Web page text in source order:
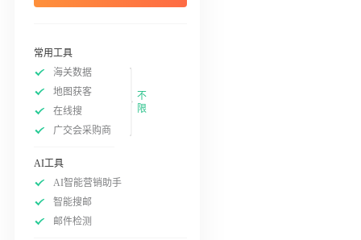
常用工具
海关数据
地图获客
在线搜
广交会采购商
不
限
AI工具
AI智能营销助手
智能搜邮
邮件检测